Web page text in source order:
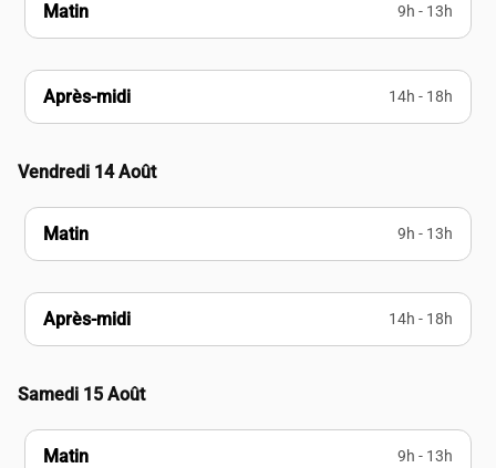
Matin 9h - 13h
Après-midi 14h - 18h
Vendredi 14 Août
Matin 9h - 13h
Après-midi 14h - 18h
Samedi 15 Août
Matin 9h - 13h